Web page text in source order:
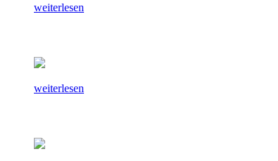
weiterlesen
weiterlesen